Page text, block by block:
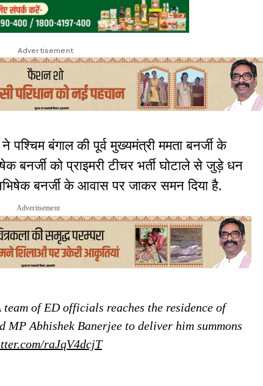
Advertisement
पश्चिम बंगाल की पूर्व मुख्यमंत्री ममता बनर्जी के
बनर्जी को प्राइमरी टीचर भर्ती घोटाले से जुड़े धन
बनर्जी के आवास पर जाकर समन दिया है.
Advertisement
of ED officials reaches the residence of
Abhishek Banerjee to deliver him summons
raJqV4dcjT